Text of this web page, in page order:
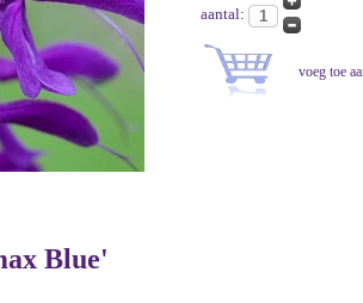
aantal:
Blue'